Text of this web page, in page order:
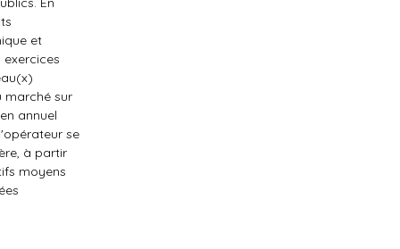
et
marché sur
annuel
se
à partir
moyens